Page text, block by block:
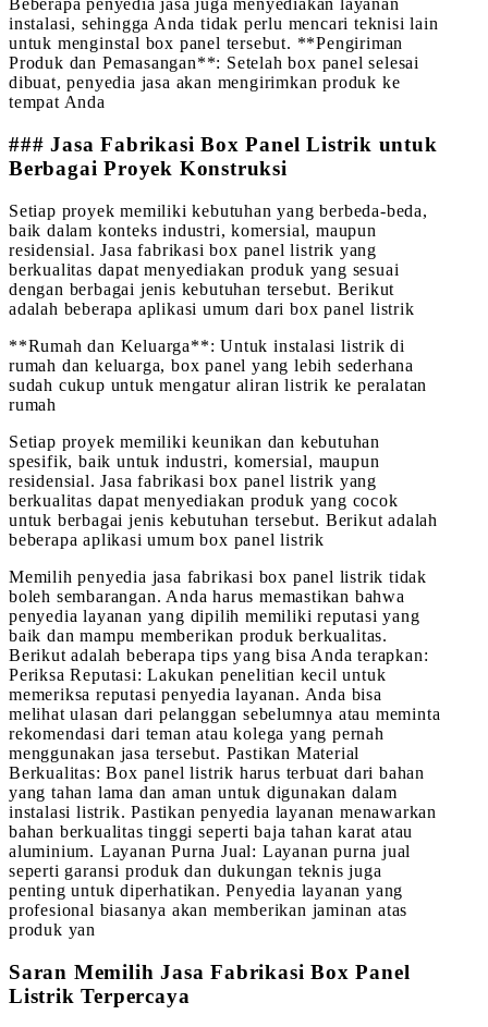
Beberapa penyedia jasa juga menyediakan layanan
instalasi, sehingga Anda tidak perlu mencari teknisi lain
untuk menginstal box panel tersebut. **Pengiriman
Produk dan Pemasangan**: Setelah box panel selesai
dibuat, penyedia jasa akan mengirimkan produk ke
tempat Anda
### Jasa Fabrikasi Box Panel Listrik untuk
Berbagai Proyek Konstruksi
Setiap proyek memiliki kebutuhan yang berbeda-beda,
baik dalam konteks industri, komersial, maupun
residensial. Jasa fabrikasi box panel listrik yang
berkualitas dapat menyediakan produk yang sesuai
dengan berbagai jenis kebutuhan tersebut. Berikut
adalah beberapa aplikasi umum dari box panel listrik
**Rumah dan Keluarga**: Untuk instalasi listrik di
rumah dan keluarga, box panel yang lebih sederhana
sudah cukup untuk mengatur aliran listrik ke peralatan
rumah
Setiap proyek memiliki keunikan dan kebutuhan
spesifik, baik untuk industri, komersial, maupun
residensial. Jasa fabrikasi box panel listrik yang
berkualitas dapat menyediakan produk yang cocok
untuk berbagai jenis kebutuhan tersebut. Berikut adalah
beberapa aplikasi umum box panel listrik
Memilih penyedia jasa fabrikasi box panel listrik tidak
boleh sembarangan. Anda harus memastikan bahwa
penyedia layanan yang dipilih memiliki reputasi yang
baik dan mampu memberikan produk berkualitas.
Berikut adalah beberapa tips yang bisa Anda terapkan:
Periksa Reputasi: Lakukan penelitian kecil untuk
memeriksa reputasi penyedia layanan. Anda bisa
melihat ulasan dari pelanggan sebelumnya atau meminta
rekomendasi dari teman atau kolega yang pernah
menggunakan jasa tersebut. Pastikan Material
Berkualitas: Box panel listrik harus terbuat dari bahan
yang tahan lama dan aman untuk digunakan dalam
instalasi listrik. Pastikan penyedia layanan menawarkan
bahan berkualitas tinggi seperti baja tahan karat atau
aluminium. Layanan Purna Jual: Layanan purna jual
seperti garansi produk dan dukungan teknis juga
penting untuk diperhatikan. Penyedia layanan yang
profesional biasanya akan memberikan jaminan atas
produk yan
Saran Memilih Jasa Fabrikasi Box Panel
Listrik Terpercaya